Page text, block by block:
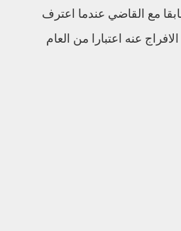
مع القاضي عندما اعترف
عنه اعتبارا من العام